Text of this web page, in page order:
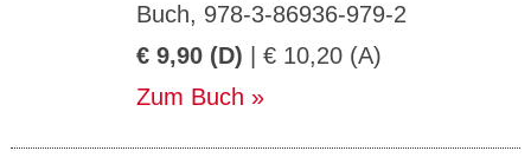
Buch, 978-3-86936-979-2
€ 9,90 (D) | € 10,20 (A)
Zum Buch